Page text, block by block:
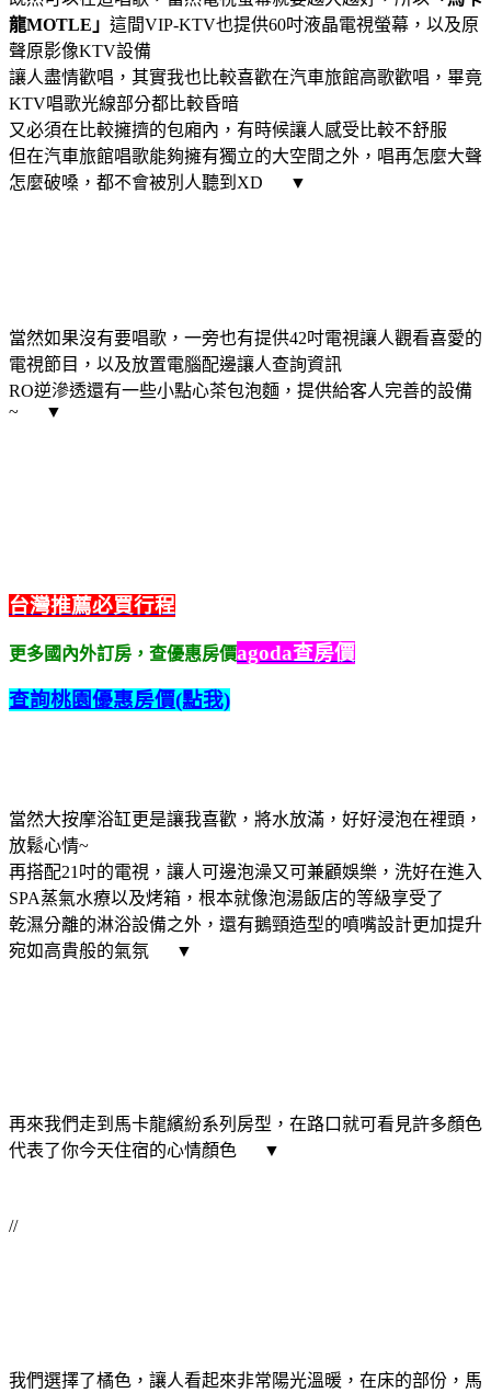
龍MOTLE」 這間VIP-KTV也提供60吋液晶電視螢幕，以及原
聲原影像KTV設備
讓人盡情歡唱，其實我也比較喜歡在汽車旅館高歌歡唱，畢竟
KTV唱歌光線部分都比較昏暗
又必須在比較擁擠的包廂內，有時候讓人感受比較不舒服
但在汽車旅館唱歌能夠擁有獨立的大空間之外，唱再怎麼大聲
怎麼破嗓，都不會被別人聽到XD ▼
當然如果沒有要唱歌，一旁也有提供42吋電視讓人觀看喜愛的
電視節目，以及放置電腦配邊讓人查詢資訊
RO逆滲透還有一些小點心茶包泡麵，提供給客人完善的設備
~ ▼
台灣推薦必買行程
更多國內外訂房，查優惠房價agoda查房價
查詢桃園優惠房價(點我)
當然大按摩浴缸更是讓我喜歡，將水放滿，好好浸泡在裡頭，
放鬆心情~
再搭配21吋的電視，讓人可邊泡澡又可兼顧娛樂，洗好在進入
SPA蒸氣水療以及烤箱，根本就像泡湯飯店的等級享受了
乾濕分離的淋浴設備之外，還有鵝頸造型的噴嘴設計更加提升
宛如高貴般的氣氛 ▼
再來我們走到馬卡龍繽紛系列房型，在路口就可看見許多顏色
代表了你今天住宿的心情顏色 ▼
//
我們選擇了橘色，讓人看起來非常陽光溫暖，在床的部份，馬